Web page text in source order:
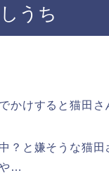
うち
かけすると猫田さ
？と嫌そうな猫
…